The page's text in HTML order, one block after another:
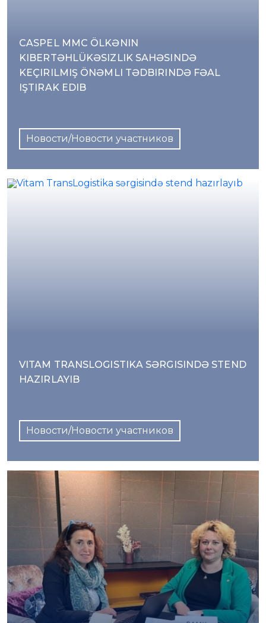
CASPEL MMC ÖLKƏNIN
KIBERTƏHLÜKƏSIZLIK SAHƏSINDƏ
KEÇIRILMIŞ ÖNƏMLI TƏDBIRINDƏ FƏAL
IŞTIRAK EDIB
Новости/Новости участников
VITAM TRANSLOGISTIKA SƏRGISINDƏ STEND
HAZIRLAYIB
Новости/Новости участников